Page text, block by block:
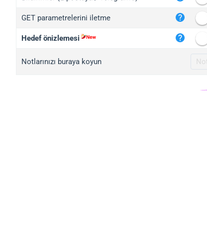
GET parametrelerini iletme
Hedef önizlemesi
Notlarınızı buraya koyun